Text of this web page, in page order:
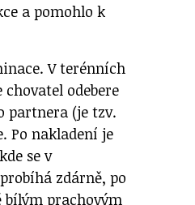
a pomohlo k
V terénních
odebere
partnera (je tzv.
Po nakladení je
se v
zdárně, po
bílým prachovým